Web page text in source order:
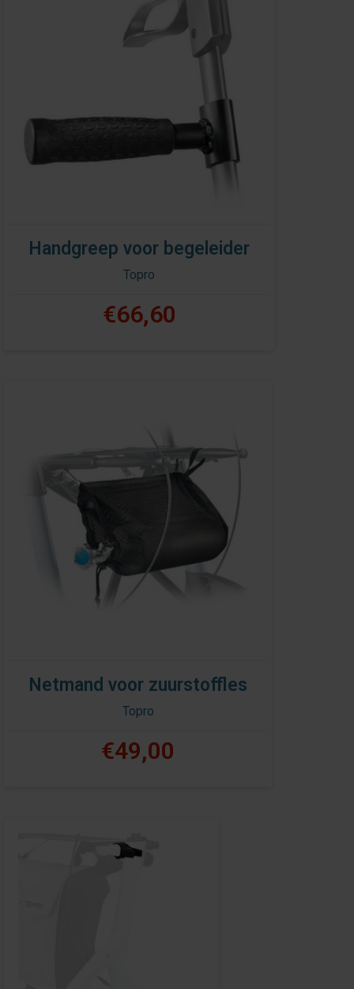
Handgreep voor begeleider
Topro
€66,60
Netmand voor zuurstoffles
Topro
€49,00